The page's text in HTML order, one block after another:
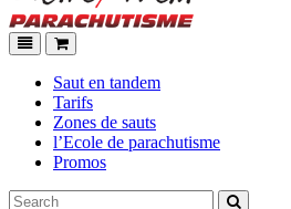
Navigation
Panier
Saut en tandem
Tarifs
Zones de sauts
l’Ecole de parachutisme
Promos